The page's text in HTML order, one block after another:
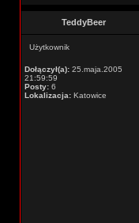
TeddyBeer
Użytkownik
Dołączył(a): 25.maja.2005
21:59:59
Posty: 6
Lokalizacja: Katowice